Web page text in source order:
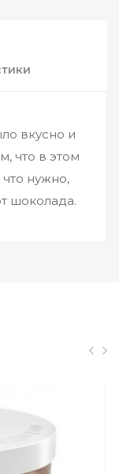
вкусно и
что в этом
что нужно,
шоколада.